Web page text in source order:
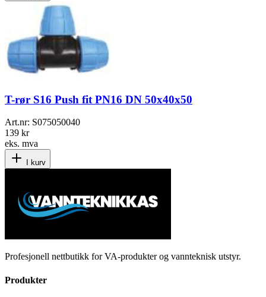
T-rør S16 Push fit PN16 DN 50x40x50
Art.nr: S075050040
139 kr
eks. mva
I kurv
Profesjonell nettbutikk for VA-produkter og vannteknisk utstyr.
Produkter